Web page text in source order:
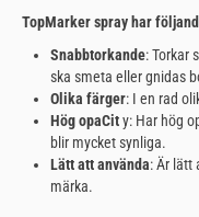
TopMarker spray har
Snabbtorkande: Torkar
ska smeta eller gnidas
Olika färger: I en rad
Hög opaCity: Har hög
blir mycket synliga.
Lätt att använda: Är lätt
märka.